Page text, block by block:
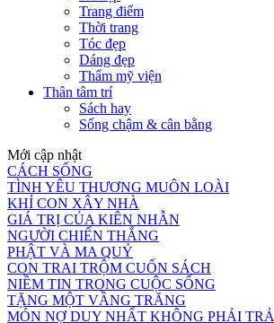
Trang điểm
Thời trang
Tóc đẹp
Dáng đẹp
Thẩm mỹ viện
Thân tâm trí
Sách hay
Sống chậm & cân bằng
Mới cập nhật
CÁCH SỐNG
TÌNH YÊU THƯƠNG MUÔN LOÀI
KHỈ CON XÂY NHÀ
GIÁ TRỊ CỦA KIÊN NHẪN
NGƯỜI CHIẾN THẮNG
PHẬT VÀ MA QUỶ
CON TRAI TRỘM CUỐN SÁCH
NIỀM TIN TRONG CUỘC SỐNG
TẶNG MỘT VẦNG TRĂNG
MÓN NỢ DUY NHẤT KHÔNG PHẢI TRẢ